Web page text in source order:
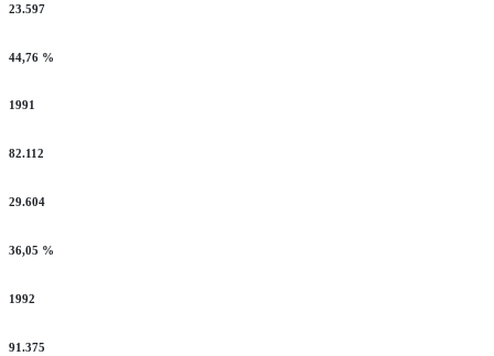
23.597
44,76 %
1991
82.112
29.604
36,05 %
1992
91.375